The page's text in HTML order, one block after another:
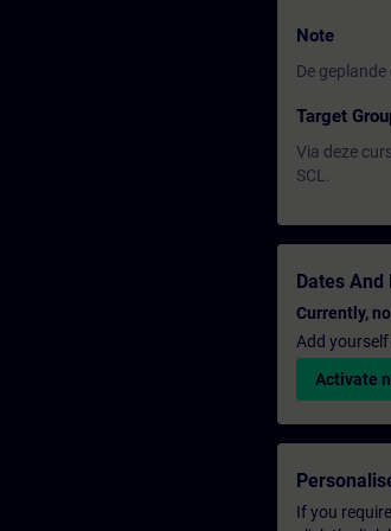
Note
De
Target
Via deze
SCL.
Dates And
Currently,
Add
Activate
If you